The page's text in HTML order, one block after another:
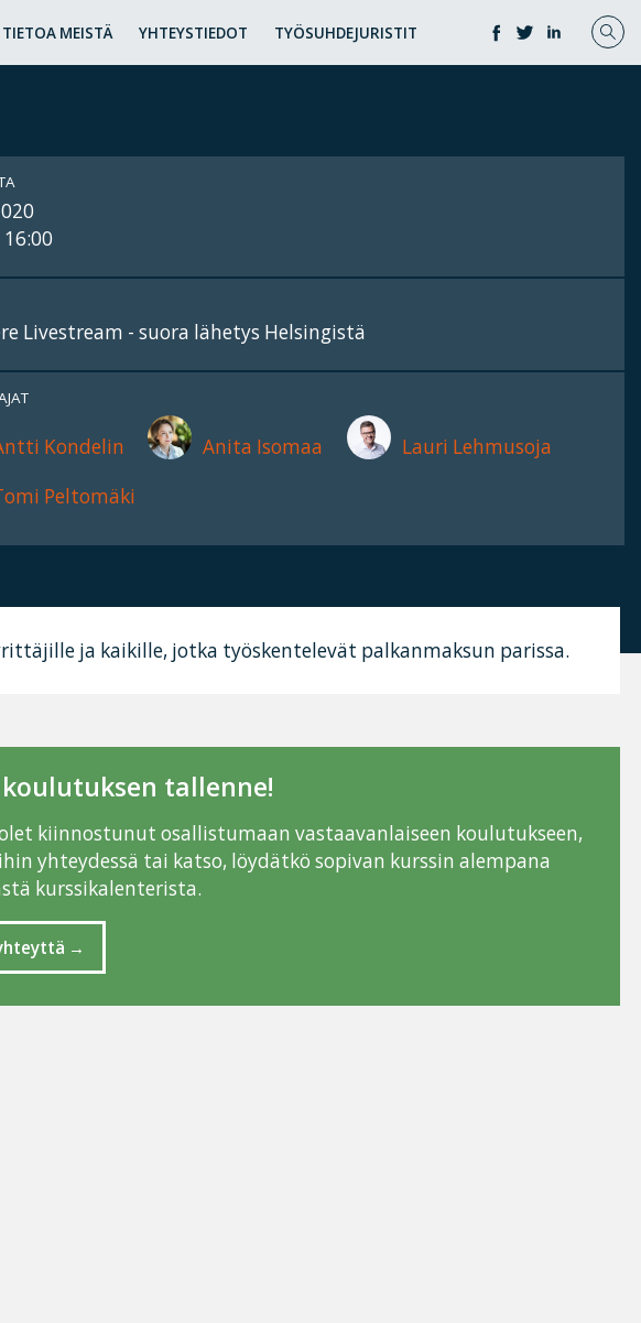
TIETOA MEISTÄ YHTEYSTIEDOT TYÖSUHDEJURISTIT
Livestream - suora lähetys Helsingistä
Kondelin Anita Isomaa
Lauri Lehmusoja
Peltomäki
ja kaikille, jotka työskentelevät palkanmaksun parissa.
tallenne!
kiinnostunut osallistumaan vastaavanlaiseen koulutukseen,
yhteydessä tai katso, löydätkö sopivan kurssin alempana
kurssikalenterista.